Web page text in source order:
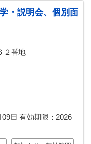
・説明会、個別面
２番地
09日 有効期限： 2026